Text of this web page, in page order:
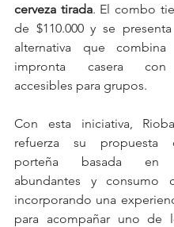
cerveza tirada. El combo
de $110.000 y se
alternativa que
impronta casera con
accesibles para grupos.
Con esta iniciativa,
refuerza su propuesta
porteña basada en
abundantes y consumo
incorporando una
para acompañar uno de